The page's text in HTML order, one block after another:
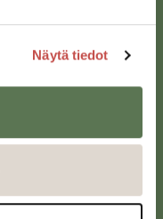
Näytä tiedot